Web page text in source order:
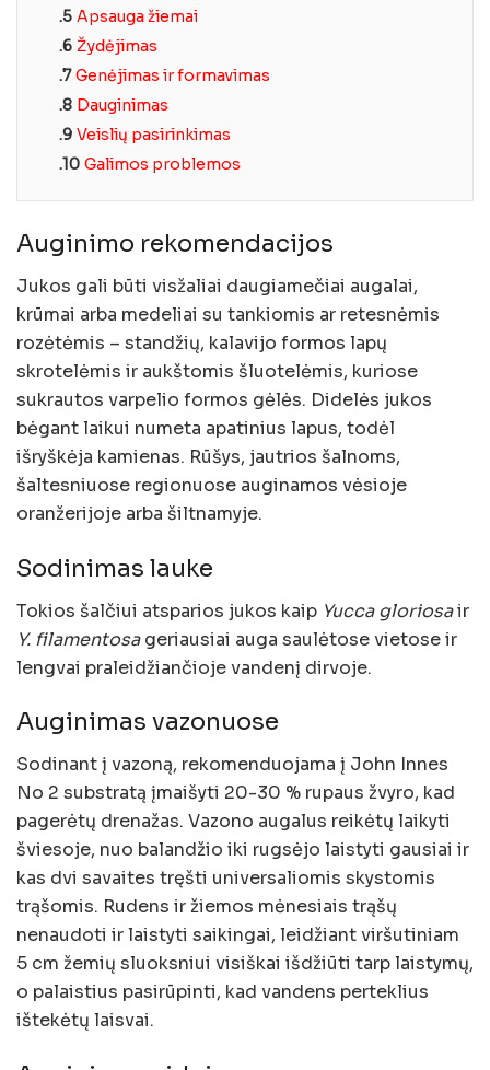
.5 Apsauga žiemai
.6 Žydėjimas
.7 Genėjimas ir formavimas
.8 Dauginimas
.9 Veislių pasirinkimas
.10 Galimos problemos
Auginimo rekomendacijos
Jukos gali būti visžaliai daugiamečiai augalai,
krūmai arba medeliai su tankiomis ar retesnėmis
rozėtėmis – standžių, kalavijo formos lapų
skrotelėmis ir aukštomis šluotelėmis, kuriose
sukrautos varpelio formos gėlės. Didelės jukos
bėgant laikui numeta apatinius lapus, todėl
išryškėja kamienas. Rūšys, jautrios šalnoms,
šaltesniuose regionuose auginamos vėsioje
oranžerijoje arba šiltnamyje.
Sodinimas lauke
Tokios šalčiui atsparios jukos kaip Yucca gloriosair
Y. filamentosageriausiai auga saulėtose vietose ir
lengvai praleidžiančioje vandenį dirvoje.
Auginimas vazonuose
Sodinant į vazoną, rekomenduojama į John Innes
No 2 substratą įmaišyti 20-30 % rupaus žvyro, kad
pagerėtų drenažas. Vazono augalus reikėtų laikyti
šviesoje, nuo balandžio iki rugsėjo laistyti gausiai ir
kas dvi savaites tręšti universaliomis skystomis
trąšomis. Rudens ir žiemos mėnesiais trąšų
nenaudoti ir laistyti saikingai, leidžiant viršutiniam
5 cm žemių sluoksniui visiškai išdžiūti tarp laistymų,
o palaistius pasirūpinti, kad vandens perteklius
ištekėtų laisvai.